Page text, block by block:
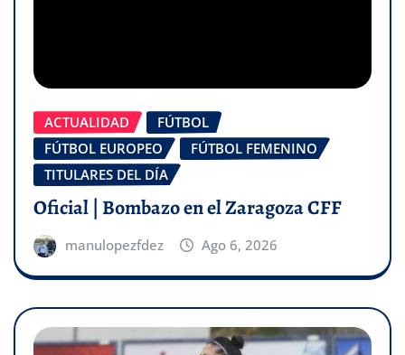
ACTUALIDAD
FÚTBOL
FÚTBOL EUROPEO
FÚTBOL FEMENINO
TITULARES DEL DÍA
Oficial | Bombazo en el Zaragoza CFF
manulopezfdez Ago 6, 2026